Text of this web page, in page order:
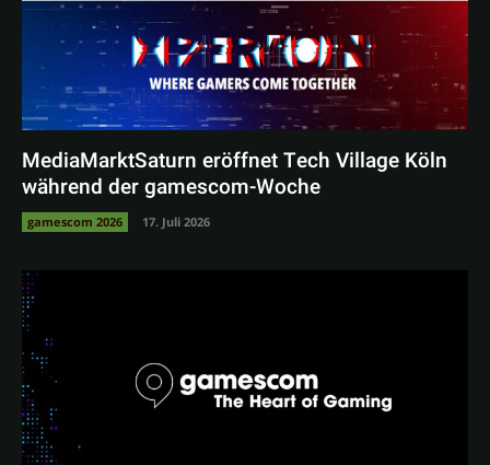
MediaMarktSaturn eröffnet Tech Village Köln
während der gamescom-Woche
gamescom 2026 17. Juli 2026